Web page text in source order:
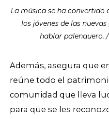
La música se ha convertido
los jóvenes de las
hablar palenquero.
Además, asegura que
reúne todo el
comunidad que lleva
para que se les